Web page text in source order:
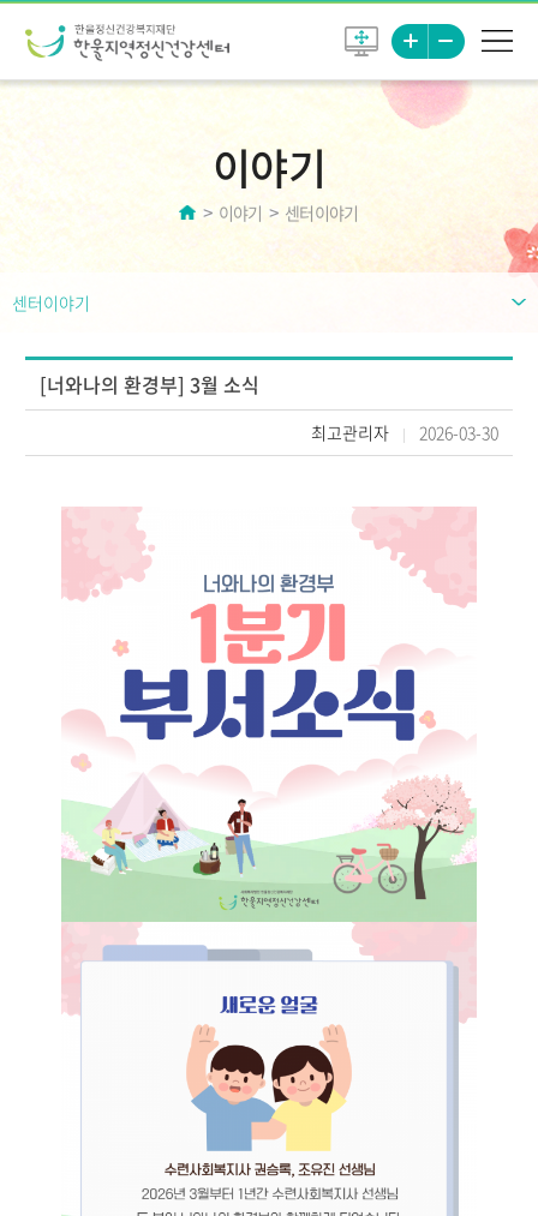
이야기
이야기 센터이야기
센터이야기
[너와나의 환경부] 3월 소식
최고관리자 2026-03-30